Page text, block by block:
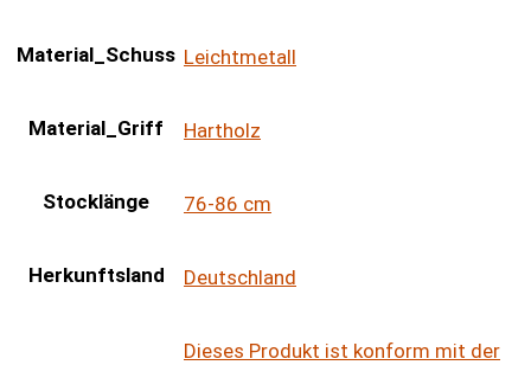
Material_Schuss Leichtmetall
Material_Griff Hartholz
Stocklänge 76-86 cm
Herkunftsland Deutschland
Dieses Produkt ist konform mit der